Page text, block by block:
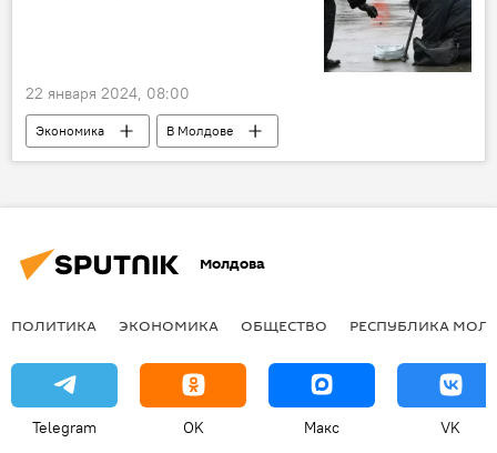
22 января 2024, 08:00
Экономика
В Молдове
Европейский союз
Майя Санду
Молдова
ПОЛИТИКА ЭКОНОМИКА ОБЩЕСТВО РЕСПУБЛИКА
Telegram OK Макс VK